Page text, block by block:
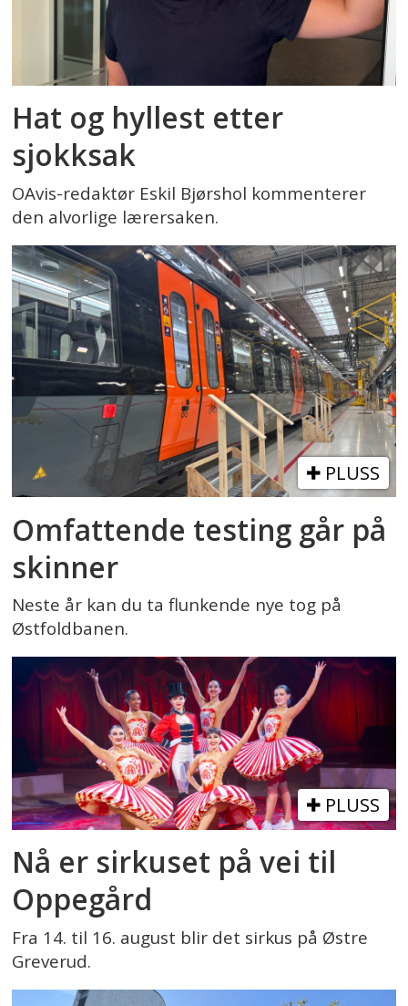
Hat og hyllest etter
sjokksak
OAvis-redaktør Eskil Bjørshol kommenterer
den alvorlige lærersaken.
PLUSS
Omfattende testing går på
skinner
Neste år kan du ta flunkende nye tog på
Østfoldbanen.
PLUSS
Nå er sirkuset på vei til
Oppegård
Fra 14. til 16. august blir det sirkus på Østre
Greverud.